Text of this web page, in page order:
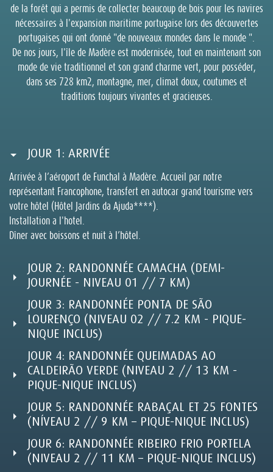
de la forêt qui a permis de collecter beaucoup de bois pour les navires
nécessaires à l'expansion maritime portugaise lors des découvertes
portugaises qui ont donné "de nouveaux mondes dans le monde ".
De nos jours, l'île de Madère est modernisée, tout en maintenant son
mode de vie traditionnel et son grand charme vert, pour posséder,
dans ses 728 km2, montagne, mer, climat doux, coutumes et
traditions toujours vivantes et gracieuses.
JOUR 1: ARRIVÉE
Arrivée à l’aéroport de Funchal à Madère. Accueil par notre
représentant Francophone, transfert en autocar grand tourisme vers
votre hôtel (Hôtel Jardins da Ajuda****).
Installation a l'hotel.
Dîner avec boissons et nuit à l’hôtel.
JOUR 2: RANDONNÉE CAMACHA (DEMI-
JOURNÉE - NIVEAU 01 // 7 KM)
JOUR 3: RANDONNÉE PONTA DE SÃO
LOURENÇO (NIVEAU 02 // 7.2 KM - PIQUE-
NIQUE INCLUS)
JOUR 4: RANDONNÉE QUEIMADAS AO
CALDEIRÃO VERDE (NIVEAU 2 // 13 KM -
PIQUE-NIQUE INCLUS)
JOUR 5: RANDONNÉE RABAÇAL ET 25 FONTES
(NÍVEAU 2 // 9 KM – PIQUE-NIQUE INCLUS)
JOUR 6: RANDONNÉE RIBEIRO FRIO PORTELA
(NIVEAU 2 // 11 KM – PIQUE-NIQUE INCLUS)